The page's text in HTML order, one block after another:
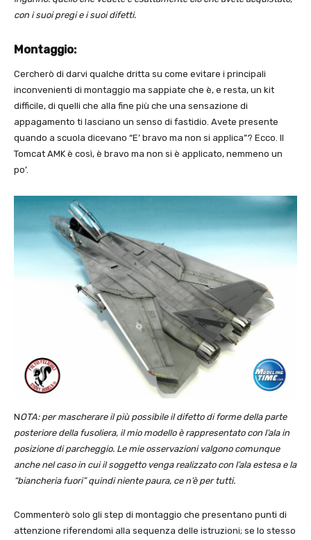
con i suoi pregi e i suoi difetti.
Montaggio:
Cercherò di darvi qualche dritta su come evitare i principali
inconvenienti di montaggio ma sappiate che è, e resta, un kit
difficile, di quelli che alla fine più che una sensazione di
appagamento ti lasciano un senso di fastidio. Avete presente
quando a scuola dicevano “E’ bravo ma non si applica”? Ecco. Il
Tomcat AMK è così, è bravo ma non si è applicato, nemmeno un
po’.
NOTA: per mascherare il più possibile il difetto di forme della parte
posteriore della fusoliera, il mio modello è rappresentato con l’ala in
posizione di parcheggio. Le mie osservazioni valgono comunque
anche nel caso in cui il soggetto venga realizzato con l’ala estesa e la
“biancheria fuori” quindi niente paura, ce n’è per tutti.
Commenterò solo gli step di montaggio che presentano punti di
attenzione riferendomi alla sequenza delle istruzioni; se lo stesso